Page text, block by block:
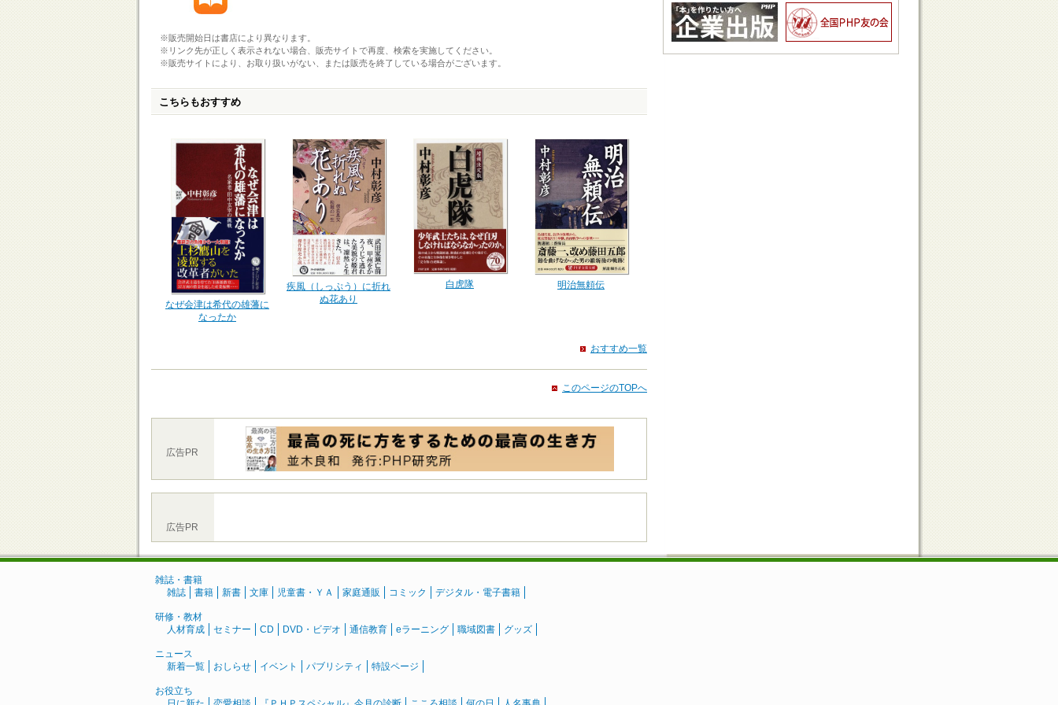
※販売開始日は書店により異なります。
※リンク先が正しく表示されない場合、販売サイトで再度、検索を実施してください。
※販売サイトにより、お取り扱いがない、または販売を終了している場合がございます。
こちらもおすすめ
なぜ会津は希代の雄藩に
なったか
疾風（しっぷう）に折れ
ぬ花あり
白虎隊 明治無頼伝
おすすめ一覧
このページのTOPへ
広告PR
広告PR
雑誌・書籍
雑誌
書籍 新書 文庫 児童書・ＹＡ 家庭通販 コミック デジタル・電子書籍
研修・教材
人材育成
セミナー CD DVD・ビデオ 通信教育 eラーニング 職域図書 グッズ
ニュース
新着一覧
おしらせ イベント パブリシティ 特設ページ
お役立ち